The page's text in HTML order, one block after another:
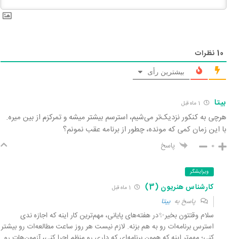
10 نظرات
بیشترین رأی
بیتا
هرچی به کنکور نزدیک‌تر می‌شیم، استرسم بیشتر میشه و تمرکزم از بین میره.
با این زمان کمی که مونده، چطور از برنامه عقب نمونم؟
0 پاسخ
ویرایشگر
کارشناس هنریون (3)
پاسخ بهبیتا
سلام وقتتون بخیر✨در هفته‌های پایانی، مهم‌ترین کار اینه که اجازه ندی
استرس برنامه‌ات رو به هم بزنه. لازم نیست هر روز ساعت مطالعه‌ات رو بیشتر